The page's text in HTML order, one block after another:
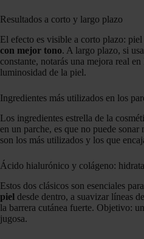
Resultados a corto y largo plazo
El efecto es visible a corto plazo: piel
con mejor tono. A largo plazo, si
constante, notarás una mejora real
luminosidad de la piel.
Ingredientes más utilizados en los
Los ingredientes estrella de la
en un parche, es que no puede sonar
son los más utilizados y los que
Ácido hialurónico y colágeno:
Estos dos clásicos son esenciales
piel desde dentro, a suavizar líneas
la barrera cutánea fuerte. Objetivo:
jugosa.